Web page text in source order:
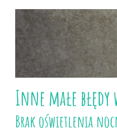
Inne małe
Brak oświetlenia